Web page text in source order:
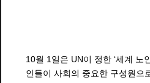
10월 1일은 UN이 정한 ‘세계
인들이 사회의 중요한 구성원으